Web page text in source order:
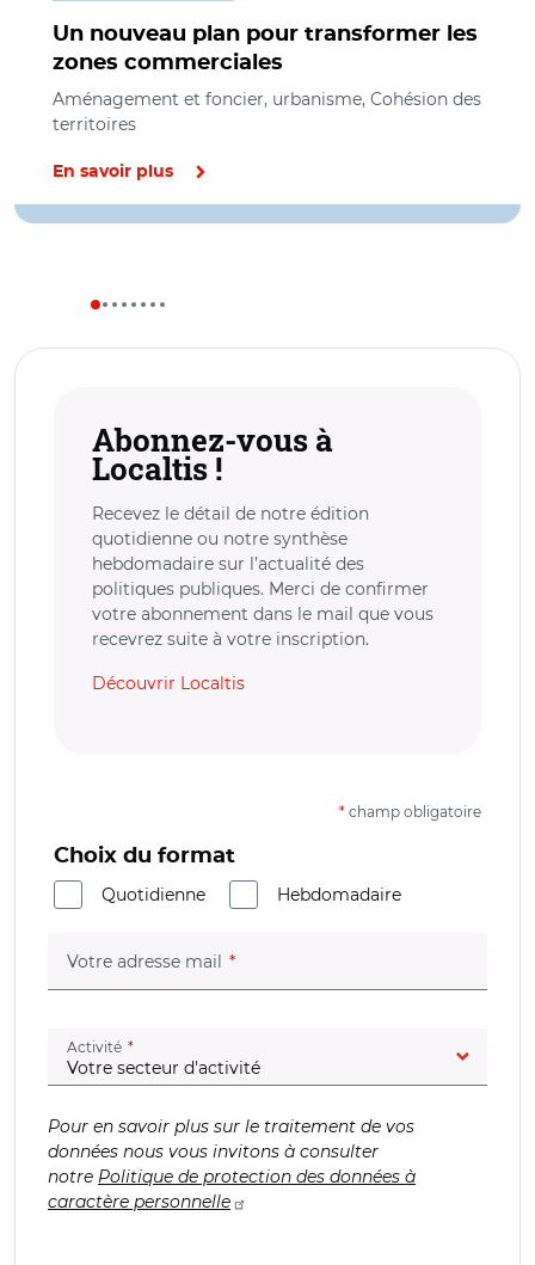
Un nouveau plan pour transformer les
zones commerciales
Aménagement et foncier, urbanisme, Cohésion des
territoires
En savoir plus
Abonnez-vous à
Localtis !
Recevez le détail de notre édition
quotidienne ou notre synthèse
hebdomadaire sur l’actualité des
politiques publiques. Merci de confirmer
votre abonnement dans le mail que vous
recevrez suite à votre inscription.
Découvrir Localtis
* champ obligatoire
Choix du format
Quotidienne
Hebdomadaire
Votre adresse mail (champ obligatoire)
Activité (champ obligatoire)
Pour en savoir plus sur le traitement de vos
données nous vous invitons à consulter
notre Politique de protection des données à
caractère personnelle